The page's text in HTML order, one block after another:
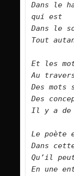
Dans le
qui est
Dans le
Tout
Et les
Au
Des mots
Des
Il y a de
Le poète
Dans
Qu’il
En une